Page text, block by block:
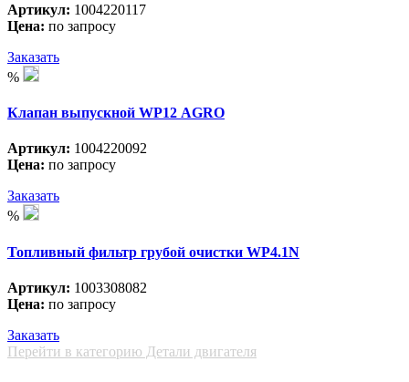
Артикул: 1004220117
Цена: по запросу
Заказать
%
Клапан выпускной WP12 АGRO
Артикул: 1004220092
Цена: по запросу
Заказать
%
Топливный фильтр грубой очистки WP4.1N
Артикул: 1003308082
Цена: по запросу
Заказать
Перейти в категорию Детали двигателя